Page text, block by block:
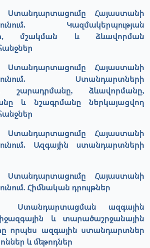
Ստանդարտացումը Հայաստանի
Կազմակերպության
մշակման և ձևավորման
Ստանդարտացումը Հայաստանի
Ստանդարտների
շարադրմանը, ձևավորմանը,
և նշագրմանը ներկայացվող
Ստանդարտացումը Հայաստանի
Ազգային ստանդարտների
Ստանդարտացումը Հայաստանի
Հիմնական դրույթներ
Ստանդարտացման ազգային
և տարածաշրջանային
որպես ազգային ստանդարտներ
և մեթոդներ